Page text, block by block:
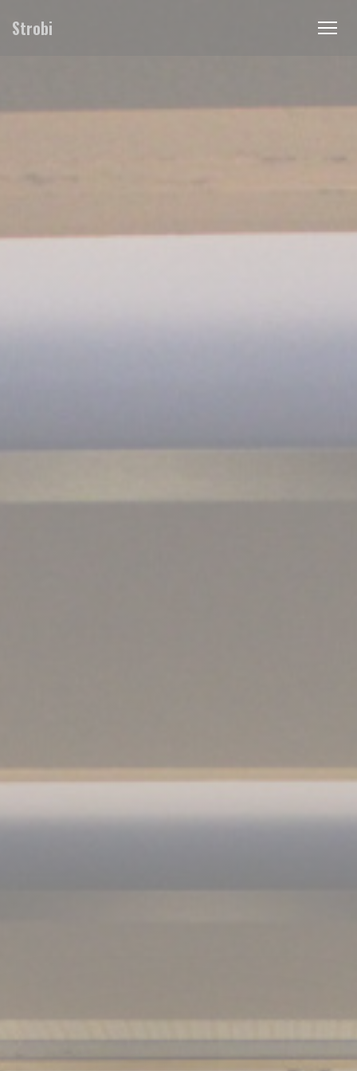
Strobi